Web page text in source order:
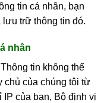
tin cá nhân, bạn
trữ thông tin đó.
nhân
tin không thể
chủ của chúng tôi từ
IP của bạn, Bộ định vị